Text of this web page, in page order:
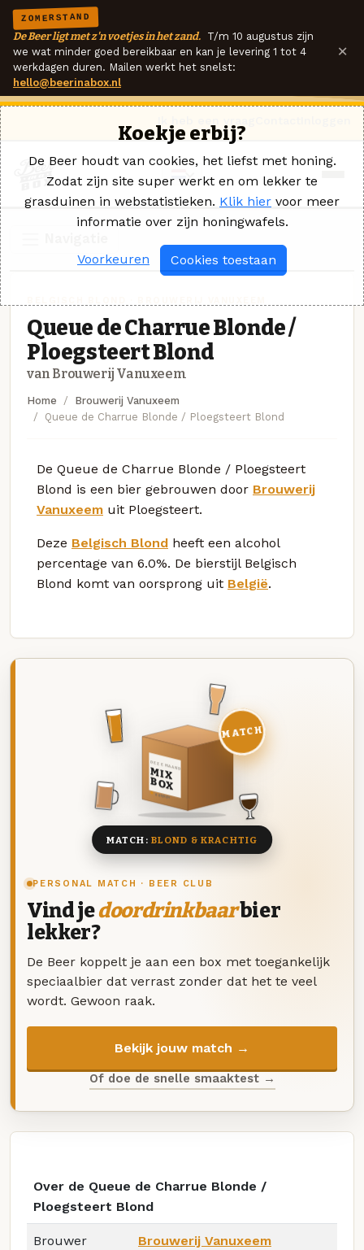
ZOMERSTAND
De Beer ligt met z'n voetjes in het zand. T/m 10 augustus zijn
we wat minder goed bereikbaar en kan je levering 1 tot 4
werkdagen duren. Mailen werkt het snelst:
hello@beerinabox.nl
×
Queue de Charrue Blonde /
Ploegsteert Blond
van Brouwerij Vanuxeem
Home
Brouwerij Vanuxeem
Queue de Charrue Blonde / Ploegsteert Blond
De Queue de Charrue Blonde / Ploegsteert
Blond is een bier gebrouwen door Brouwerij
Vanuxeem uit Ploegsteert.
Deze Belgisch Blond heeft een alcohol
percentage van 6.0%. De bierstijl Belgisch
Blond komt van oorsprong uit België.
PERSONAL MATCH · BEER CLUB
Vind jedoordrinkbaarbier
lekker?
De Beer koppelt je aan een box met toegankelijk
speciaalbier dat verrast zonder dat het te veel
wordt. Gewoon raak.
Bekijk jouw match →
Of doe de snelle smaaktest →
DEZE MAAND
MIX
BOX
8 BIEREN
MATCH
MATCH: BLOND & KRACHTIG
Over de Queue de Charrue Blonde /
Ploegsteert Blond
Brouwer Brouwerij Vanuxeem
Koekje erbij?
De Beer houdt van cookies, het liefst met honing.
Zodat zijn site super werkt en om lekker te
grasduinen in webstatistieken. Klik hier voor meer
informatie over zijn honingwafels.
Voorkeuren Cookies toestaan